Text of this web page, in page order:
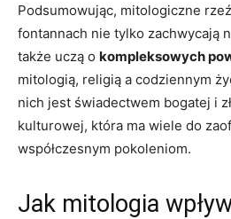
Podsumowując, mitologiczne
fontannach nie tylko zachwycają
także uczą o kompleksowych
mitologią, religią a codziennym
nich jest świadectwem bogatej i
kulturowej, która ma wiele do
współczesnym pokoleniom.
Jak mitologia